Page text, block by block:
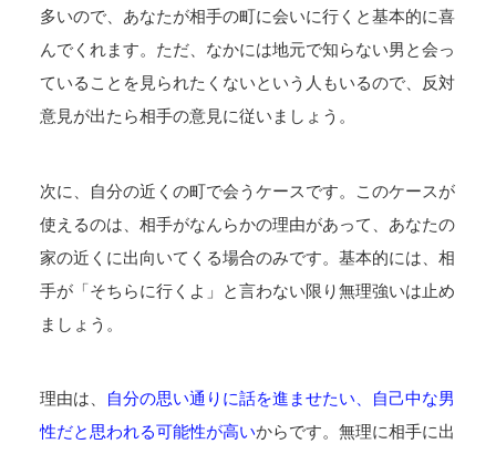
多いので、あなたが相手の町に会いに行くと基本的に喜
んでくれます。ただ、なかには地元で知らない男と会っ
ていることを見られたくないという人もいるので、反対
意見が出たら相手の意見に従いましょう。
次に、自分の近くの町で会うケースです。このケースが
使えるのは、相手がなんらかの理由があって、あなたの
家の近くに出向いてくる場合のみです。基本的には、相
手が「そちらに行くよ」と言わない限り無理強いは止め
ましょう。
理由は、
自分の思い通りに話を進ませたい、自己中な男
性だと思われる可能性が高いからです。無理に相手に出